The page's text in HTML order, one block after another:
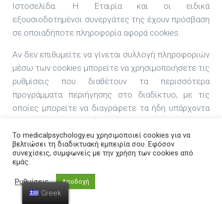
Ιστοσελίδα. Η Εταιρία και οι ειδικά
εξουσιοδοτημένοι συνεργάτες της έχουν πρόσβαση
σε οποιαδήποτε πληροφορία αφορά cookies.
Αν δεν επιθυμείτε να γίνεται συλλογή πληροφοριών
μέσω των cookies μπορείτε να χρησιμοποιήσετε τις
ρυθμίσεις που διαθέτουν τα περισσότερα
προγράμματα περιήγησης στο διαδίκτυο, με τις
οποίες μπορείτε να διαγράφετε τα ήδη υπάρχοντα
cookies και να επιλέξετε είτε να απορρίπτονται
αυτόματα τα μελλοντικά cookies είτε να
αποφασίζετε για την απόρριψη ή την αποδοχή κάθε
συγκεκριμένου cookie στον υπολογιστή σας.
Σημειώνεται ότι η απόρριψη των cookies ενδέχεται
να έχει ως συνέπεια να δυσχεραίνεται ή καθίσταται
αδύνατη η χρήση ορισμένων τμημάτων της
Το medicalpsychology.eu χρησιμοποιεί cookies για να
βελτιώσει τη διαδικτυακή εμπειρία σου. Εφόσον
συνεχίσεις, συμφωνείς με την χρήση των cookies από
εμάς.
Ρυθμίσεις Αποδοχή
Greek